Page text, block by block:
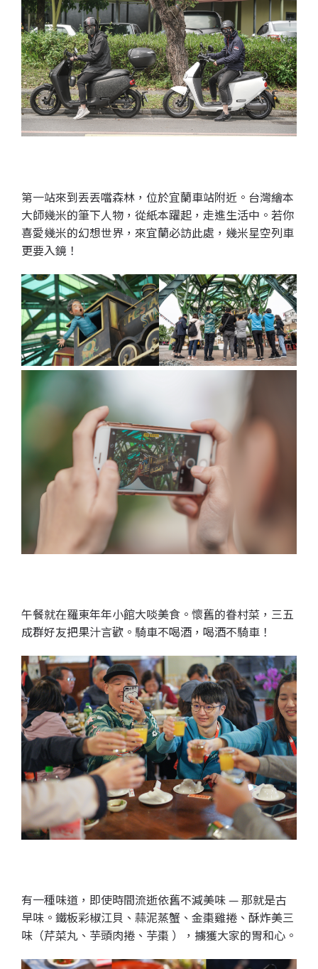
第一站來到丟丟噹森林，位於宜蘭車站附近。台灣繪本
大師幾米的筆下人物，從紙本躍起，走進生活中。若你
喜愛幾米的幻想世界，來宜蘭必訪此處，幾米星空列車
更要入鏡！
午餐就在羅東年年小館大啖美食。懷舊的眷村菜，三五
成群好友把果汁言歡。騎車不喝酒，喝酒不騎車！
有一種味道，即使時間流逝依舊不減美味 — 那就是古
早味。鐵板彩椒江貝、 蒜泥蒸蟹、 金棗雞捲、 酥炸美三
味（芹菜丸、芋頭肉捲、芋棗 ），擄獲大家的胃和心。